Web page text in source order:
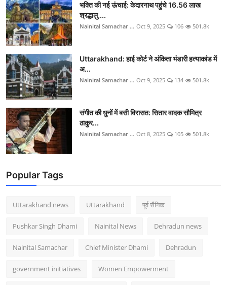
भक्ति की नई ऊंचाई: केदारनाथ पहुंचे 16.56 लाख
श्रद्धालु,...
Nainital Samachar ... Oct 9, 2025 106 501.8k
Uttarakhand: हाई कोर्ट ने अंकिता भंडारी हत्याकांड में
अ...
Nainital Samachar ... Oct 9, 2025 134 501.8k
संगीत की धुनों में बसी विरासत: सितार वादक सौमित्र
ठाकुर...
Nainital Samachar ... Oct 8, 2025 105 501.8k
Popular Tags
Uttarakhand news Uttarakhand पूर्व सैनिक
Pushkar Singh Dhami Nainital News Dehradun news
Nainital Samachar Chief Minister Dhami Dehradun
government initiatives Women Empowerment